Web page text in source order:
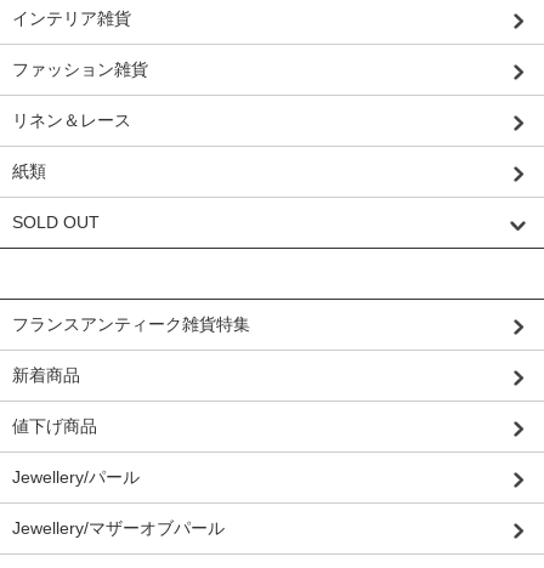
インテリア雑貨
ファッション雑貨
リネン＆レース
紙類
SOLD OUT
フランスアンティーク雑貨特集
新着商品
値下げ商品
Jewellery/パール
Jewellery/マザーオブパール